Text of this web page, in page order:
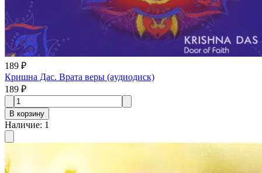
189 ₽
Кришна Дас. Врата веры (aудиодиск)
189 ₽
В корзину
Наличие: 1